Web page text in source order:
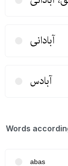
آبادانی
آبادس
Words
abas